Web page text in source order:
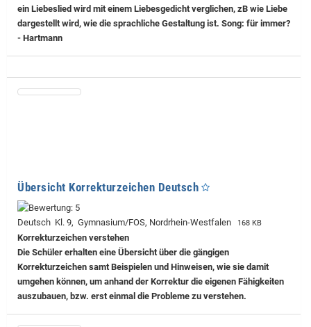
ein Liebeslied wird mit einem Liebesgedicht verglichen, zB wie Liebe
dargestellt wird, wie die sprachliche Gestaltung ist. Song: für immer?
- Hartmann
Übersicht Korrekturzeichen Deutsch
Deutsch Kl. 9, Gymnasium/FOS, Nordrhein-Westfalen 168 KB
Korrekturzeichen verstehen
Die Schüler erhalten eine Übersicht über die gängigen
Korrekturzeichen samt Beispielen und Hinweisen, wie sie damit
umgehen können, um anhand der Korrektur die eigenen Fähigkeiten
auszubauen, bzw. erst einmal die Probleme zu verstehen.